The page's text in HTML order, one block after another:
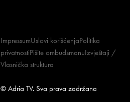
ImpressumUslovi korišćenjaPolitika
privatnostiPišite ombudsmanuIzvještaji /
Vlasnička struktura
© Adria TV. Sva prava zadržana